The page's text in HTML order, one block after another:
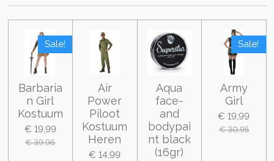
Sale!
Barbaria
n Girl
Kostuum
€ 19,99
€ 39,96
Air
Power
Piloot
Kostuum
Heren
€ 14,99
Aqua
face-
and
bodypai
nt black
(16gr)
Sale!
Army
Girl
€ 19,99
€ 30,95